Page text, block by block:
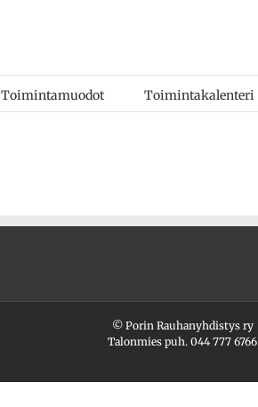
Toimintamuodot Toimintakalenteri
© Porin Rauhanyhdistys ry
Talonmies puh. 044 777 6766